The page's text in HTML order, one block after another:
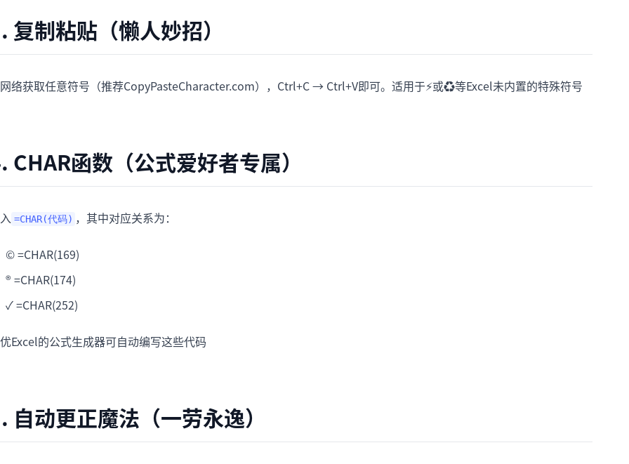
复制粘贴（懒人妙招）
络获取任意符号（推荐CopyPasteCharacter.com），Ctrl+C → Ctrl+V即可。适用于⚡或♻等Excel未内置的特殊符号
CHAR函数（公式爱好者专属）
=CHAR(代码) ，其中对应关系为：
© =CHAR(169)
® =CHAR(174)
✓ =CHAR(252)
Excel的公式生成器可自动编写这些代码
自动更正魔法（一劳永逸）